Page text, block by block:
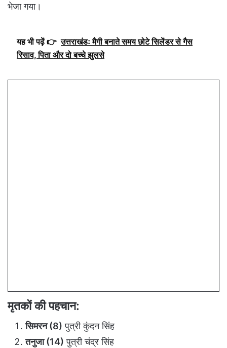
भेजा गया।
यह भी पढ़ें 👉 उत्तराखंडः मैगी बनाते समय छोटे सिलेंडर से गैस
रिसाव, पिता और दो बच्चे झुलसे
मृतकों की पहचान:
सिमरन (8) पुत्री कुंदन सिंह
तनुजा (14) पुत्री चंद्र सिंह